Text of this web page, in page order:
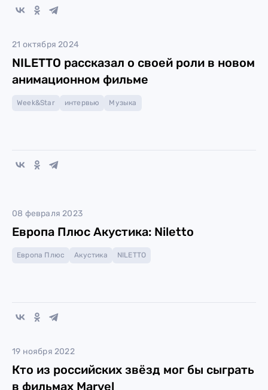
21 октября 2024
NILETTO рассказал о своей роли в новом
анимационном фильме
Week&Star интервью Музыка
08 февраля 2023
Европа Плюс Акустика: Niletto
Европа Плюс Акустика NILETTO
19 ноября 2022
Кто из российских звёзд мог бы сыграть
в фильмах Marvel